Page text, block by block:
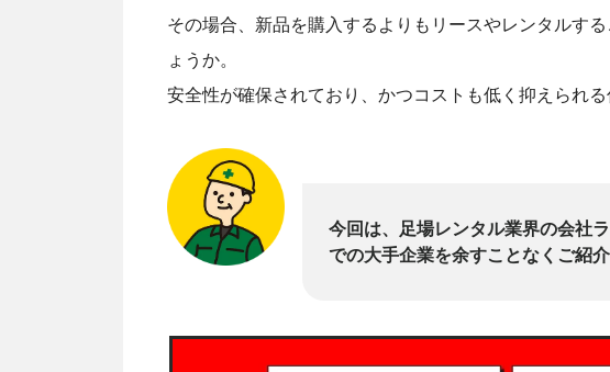
その場合、新品を購入するよりもリースやレンタルす
ょうか。
安全性が確保されており、かつコストも低く抑えられ
今回は、足場レンタル業界の会社
での大手企業を余すことなくご紹介